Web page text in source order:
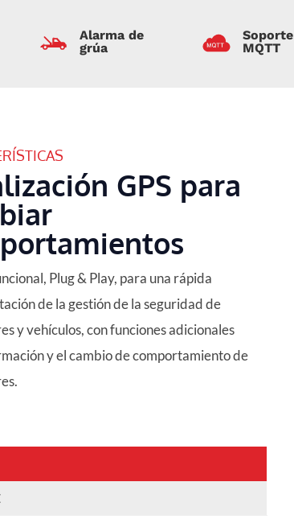
Alarma de
grúa
Soporte
MQTT
GPS para
Plug & Play, para una rápida
de la gestión de la seguridad de
y vehículos, con funciones adicionales
y el cambio de comportamiento de